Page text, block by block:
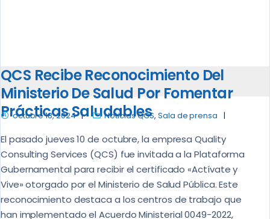
QCS Recibe Reconocimiento Del
Ministerio De Salud Por Fomentar
Prácticas Saludables
octubre 18, 2024 Noticias QCS,Sala de prensa
El pasado jueves 10 de octubre, la empresa Quality
Consulting Services (QCS) fue invitada a la Plataforma
Gubernamental para recibir el certificado «Actívate y
Vive» otorgado por el Ministerio de Salud Pública. Este
reconocimiento destaca a los centros de trabajo que
han implementado el Acuerdo Ministerial 0049-2022,